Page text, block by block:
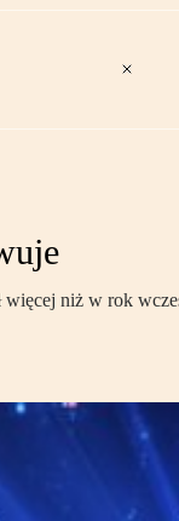
niż w rok